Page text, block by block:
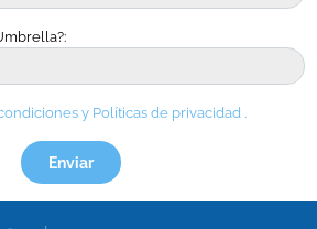
y Políticas de privacidad .